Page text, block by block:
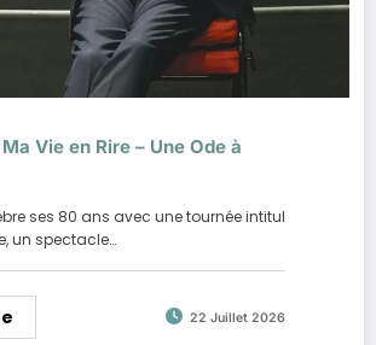
Vie en Rire – Une Ode à
ses 80 ans avec une tournée intitul
un spectacle…
22 Juillet 2026